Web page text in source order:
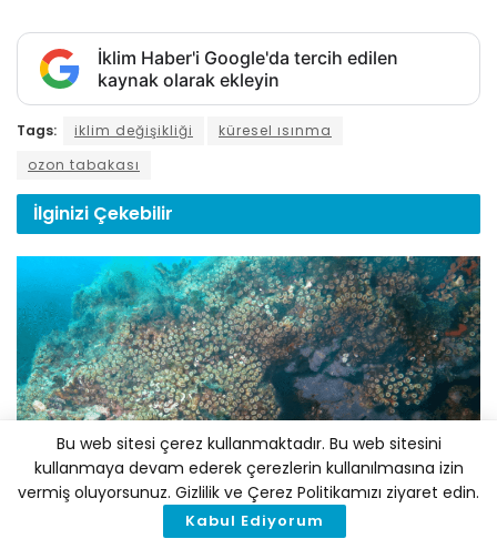
İklim Haber'i Google'da tercih edilen
kaynak olarak ekleyin
Tags: iklim değişikliği
küresel ısınma
ozon tabakası
İlginizi Çekebilir
BILIM
Kuzey Ege’de Bir İlk: Bozcaada’da Sert Mercan
Transplantasyonu Gerçekleştirildi
Bu web sitesi çerez kullanmaktadır. Bu web sitesini
kullanmaya devam ederek çerezlerin kullanılmasına izin
vermiş oluyorsunuz. Gizlilik ve Çerez Politikamızı ziyaret edin.
Kabul Ediyorum